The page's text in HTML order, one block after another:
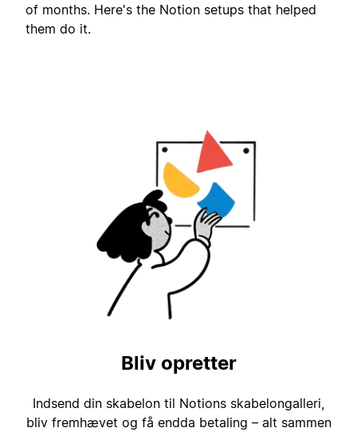
of months. Here's the Notion setups that helped
them do it.
Bliv opretter
Indsend din skabelon til Notions skabelongalleri,
bliv fremhævet og få endda betaling – alt sammen